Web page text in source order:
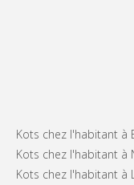
Kots chez l'habitant à
Kots chez l'habitant à
Kots chez l'habitant à